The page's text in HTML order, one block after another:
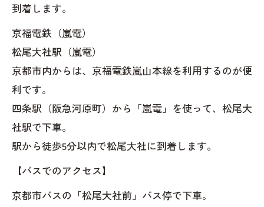
到着します。
京福電鉄（嵐電）
松尾大社駅（嵐電）
京都市内からは、京福電鉄嵐山本線を利用するのが便
利です。
四条駅（阪急河原町）から「嵐電」を使って、松尾大
社駅で下車。
駅から徒歩5分以内で松尾大社に到着します。
【バスでのアクセス】
京都市バスの「松尾大社前」バス停で下車。